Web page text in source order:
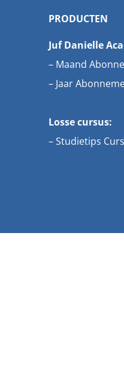
PRODUCTEN
Juf Danielle
– Maand
– Jaar
Losse cursus:
–Studietips